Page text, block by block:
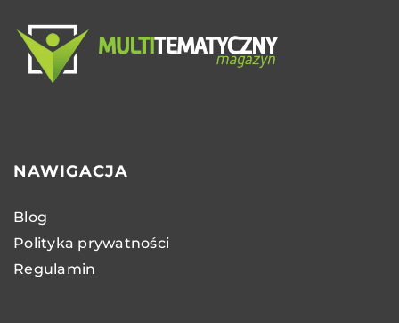
NAWIGACJA
Blog
Polityka prywatności
Regulamin